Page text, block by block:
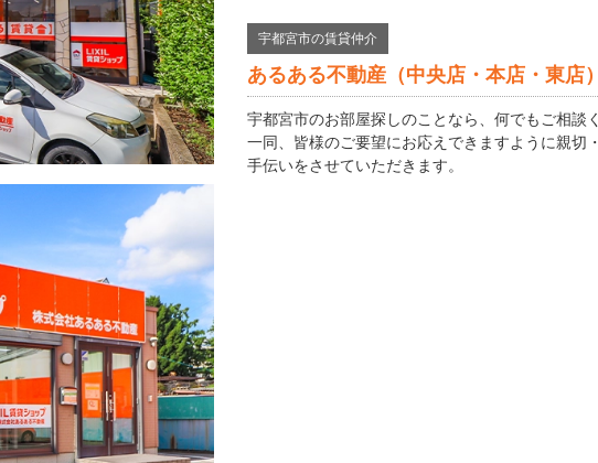
宇都宮市の賃貸仲介
あるある不動産（中央店・本店・東店）
宇都宮市のお部屋探しのことなら、何でもご相談
一同、皆様のご要望にお応えできますように親切
手伝いをさせていただきます。